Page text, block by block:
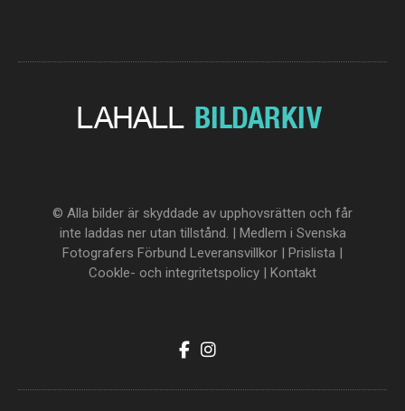
© Alla bilder är skyddade av upphovsrätten och får
inte laddas ner utan tillstånd. | Medlem i Svenska
Fotografers Förbund Leveransvillkor | Prislista |
Cookle- och integritetspolicy | Kontakt